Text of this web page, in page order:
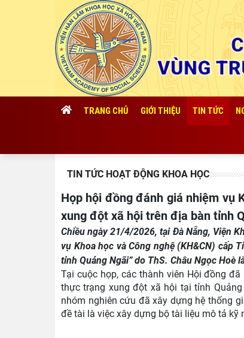
TRANG CHỦ GIỚI THIỆU TIN TỨC
TIN TỨC HOẠT ĐỘNG KHOA HỌC
Họp hội đồng đánh giá nhiệm vụ KHCN cấp Tỉnh: “Nghiên cứu đề xuất giải pháp ngăn ngừa, cơ chế xử lý
xung đột xã hội trên địa bàn tỉnh
Chiều ngày 21/4/2026, tại Đà Nẵng, Viện
vụ Khoa học và Công nghệ (KH&CN) cấp
tỉnh Quảng Ngãi” do ThS. Châu Ngọc Hoè
Tại cuộc họp, các thành viên Hội đồng
thực trạng xung đột xã hội tại tỉnh
nhóm nghiên cứu đã xây dựng hệ thống
đề tài là việc xây dựng bộ tài liệu mô tả